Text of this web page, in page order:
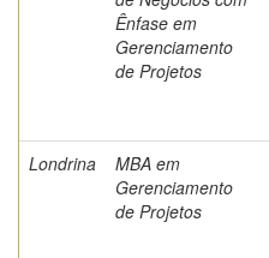
Ênfase em
Gerenciamento
de Projetos
Londrina
MBA em
Gerenciamento
de Projetos